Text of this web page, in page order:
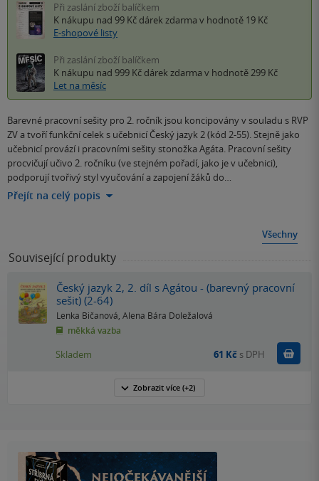
Při zaslání zboží balíčkem
K nákupu nad 99 Kč dárek zdarma v hodnotě 19 Kč
E-shopové listy
Při zaslání zboží balíčkem
K nákupu nad 999 Kč dárek zdarma v hodnotě 299 Kč
Let na měsíc
Barevné pracovní sešity pro 2. ročník jsou koncipovány v souladu s RVP
ZV a tvoří funkční celek s učebnicí Český jazyk 2 (kód 2-55). Stejně jako
učebnicí provází i pracovními sešity stonožka Agáta. Pracovní sešity
procvičují učivo 2. ročníku (ve stejném pořadí, jako je v učebnici),
podporují tvořivý styl vyučování a zapojení žáků do…
Přejít na celý popis
Všechny
Související produkty
Český jazyk 2, 2. díl s Agátou - (barevný pracovní
sešit) (2-64)
Lenka Bičanová, Alena Bára Doležalová
měkká vazba
Skladem 61 Kč s DPH
Zobrazit více (+2)